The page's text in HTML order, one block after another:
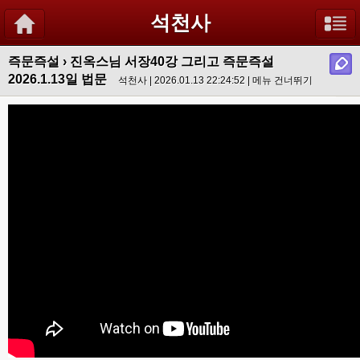
석천사
즉문즉설 › 진옥스님 서장40강 그리고 즉문즉설
2026.1.13일 법문
석천사 | 2026.01.13 22:24:52 | 메뉴 건너뛰기